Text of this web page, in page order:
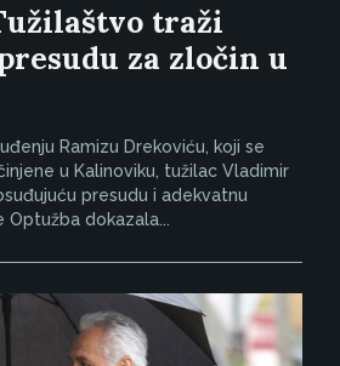
traži
za zločin u
Ramizu Drekoviću, koji se
u Kalinoviku, tužilac Vladimir
presudu i adekvatnu
dokazala...